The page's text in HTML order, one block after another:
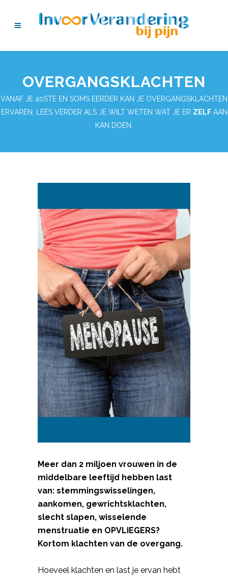
OVERGANGSKLACHTEN
VANAF JE 40STE EN SOMS EERDER KAN JE OVERGANGSKLACHTEN
ERVAREN. LEES VERDER ALS JE WILT WETEN WAT JE ER ZELFAAN
KAN DOEN.
Meer dan 2 miljoen vrouwen in de
middelbare leeftijd hebben last
van: stemmingswisselingen,
aankomen, gewrichtsklachten,
slecht slapen, wisselende
menstruatie en OPVLIEGERS?
Kortom klachten van de overgang.
Hoeveel klachten en last je ervan hebt